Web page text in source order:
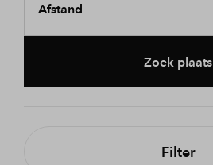
Afstand
Zoek plaats
Filter